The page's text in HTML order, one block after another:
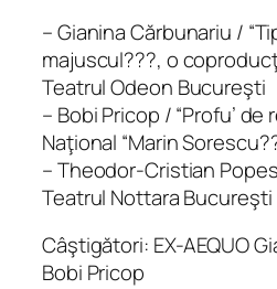
– Gianina Cărbunariu /
majuscul???, o
Teatrul Odeon Bucureşti
– Bobi Pricop / “Profu’
Naţional “Marin
– Theodor-Cristian
Teatrul Nottara Bucureşti
Câştigători: EX-AEQUO
Bobi Pricop